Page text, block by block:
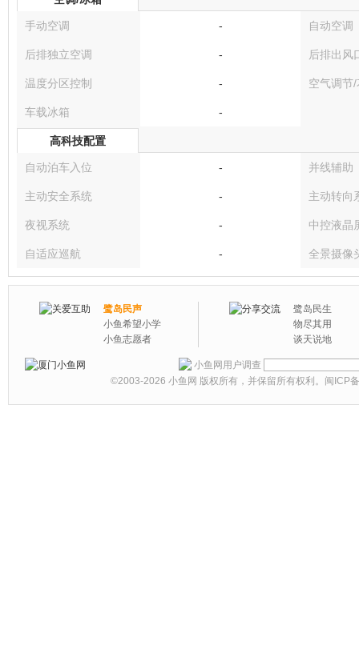
手动空调 - 自动空调
后排独立空调 - 后排出风
温度分区控制 - 空气调节
车载冰箱 -
高科技配置
自动泊车入位 - 并线辅助
主动安全系统 - 主动转向
夜视系统 - 中控液晶
自适应巡航 - 全景摄像
鹭岛民声
小鱼希望小学
小鱼志愿者
鹭岛民生
物尽其用
谈天说地
小鱼网用户调查
©2003-2026 小鱼网 版权所有，并保留所有权利。 闽ICP